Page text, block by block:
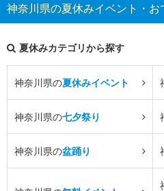
神奈川県の夏休みイベント・
夏休みカテゴリから探す
神奈川県の夏休みイベント
神奈川県の七夕祭り
神奈川県の盆踊り